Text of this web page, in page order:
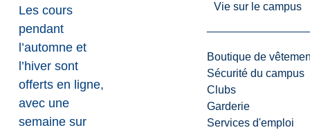
Vie sur le campus
Boutique de
Sécurité du campus
Clubs
Garderie
Services d'emploi
Les cours
pendant
l’automne et
l’hiver sont
offerts en ligne,
avec une
semaine sur